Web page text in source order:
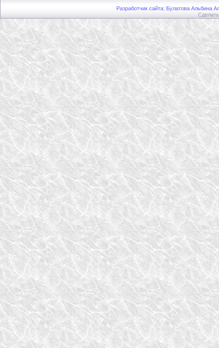
Разработчик сайта: Булатова Альбина